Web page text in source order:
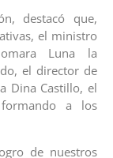
destacó que,
el ministro
Luna la
el director de
Dina Castillo, el
a los
de nuestros